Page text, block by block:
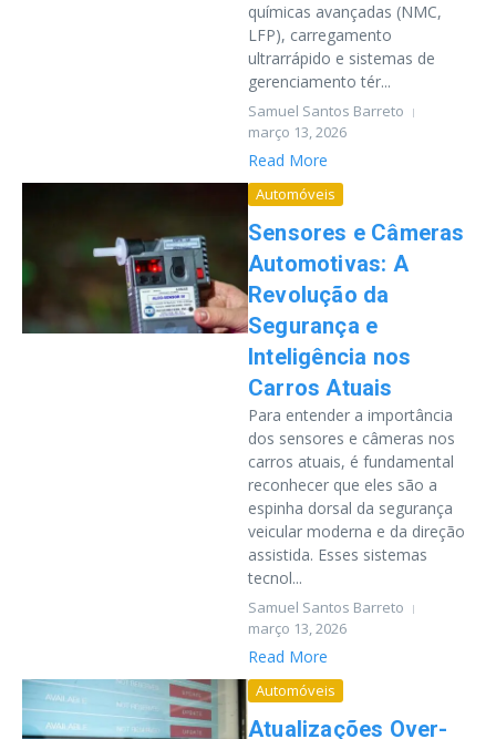
químicas avançadas (NMC,
LFP), carregamento
ultrarrápido e sistemas de
gerenciamento tér...
Samuel Santos Barreto
março 13, 2026
Read More
Automóveis
Sensores e Câmeras
Automotivas: A
Revolução da
Segurança e
Inteligência nos
Carros Atuais
Para entender a importância
dos sensores e câmeras nos
carros atuais, é fundamental
reconhecer que eles são a
espinha dorsal da segurança
veicular moderna e da direção
assistida. Esses sistemas
tecnol...
Samuel Santos Barreto
março 13, 2026
Read More
Automóveis
Atualizações Over-